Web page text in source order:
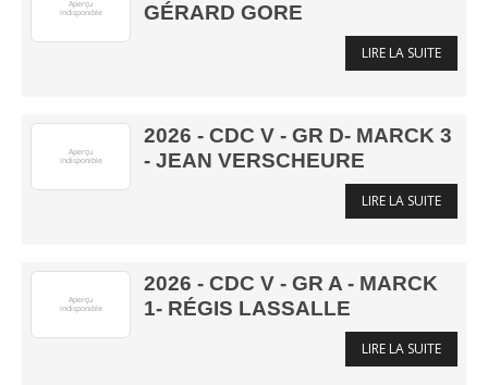
GÉRARD GORE
LIRE LA SUITE
2026 - CDC V - GR D- MARCK 3
- JEAN VERSCHEURE
LIRE LA SUITE
2026 - CDC V - GR A - MARCK
1- RÉGIS LASSALLE
LIRE LA SUITE